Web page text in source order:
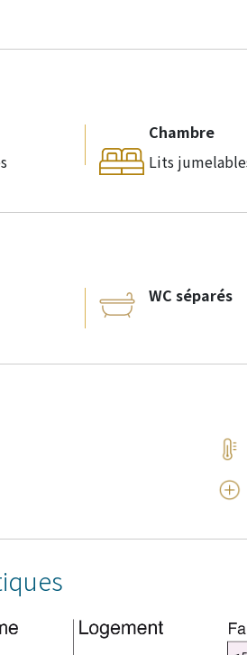
Chambre
Lits
WC séparés